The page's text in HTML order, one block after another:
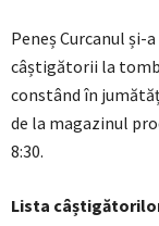
Peneș Curcanul și-
câștigătorii la
constând în
de la magazinul
8:30.
Lista